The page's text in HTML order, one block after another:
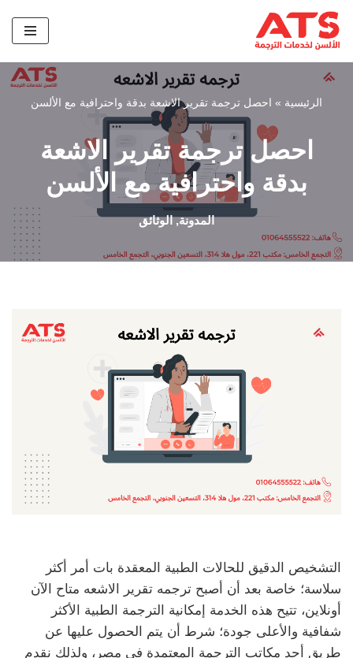
تخطى
إلى
المحتوى
الرئيسية » احصل ترجمة تقرير الاشعة بدقة واحترافية مع الألسن
احصل ترجمة تقرير الاشعة
بدقة واحترافية مع الألسن
المدونة,الوثائق
التشخيص الدقيق للحالات الطبية المعقدة بات أمر أكثر
سلاسة؛ خاصة بعد أن أصبح ترجمه تقرير الاشعه متاح الآن
أونلاين، تتيح هذه الخدمة إمكانية الترجمة الطبية الأكثر
شفافية والأعلى جودة؛ شرط أن يتم الحصول عليها عن
طريق أحد مكاتب الترجمة المعتمدة في مصر، ولذلك نقدم